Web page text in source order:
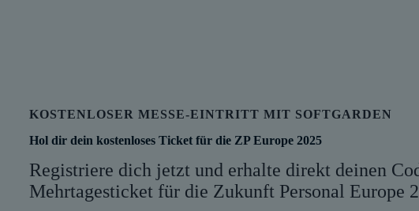
KOSTENLOSER MESSE-EINTRITT MIT SOFTGARDEN
Hol dir dein kostenloses Ticket für die ZP Europe 2025
Registriere dich jetzt und erhalte direkt deinen
Mehrtagesticket für die Zukunft Personal Europe